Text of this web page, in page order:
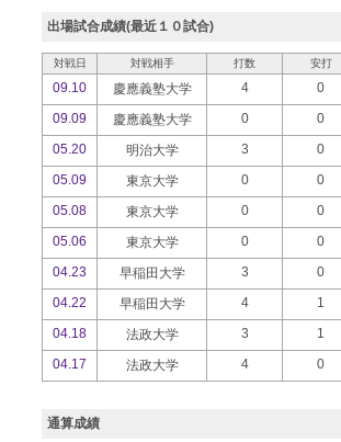
出場試合成績(最近１０試合)
対戦日 対戦相手 打数 安打
09.10 慶應義塾大学 4
0
09.09
慶應義塾大学 0
0
05.20
明治大学 3
0
05.09
東京大学 0
0
05.08
東京大学 0
0
05.06
東京大学 0
0
04.23
早稲田大学 3
0
04.22
早稲田大学 4
1
04.18
法政大学 3
1
04.17
法政大学 4 0
通算成績